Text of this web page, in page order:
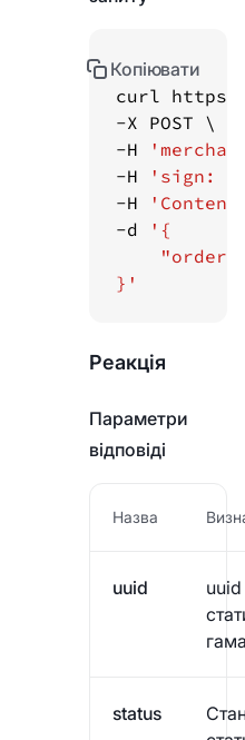
curl https:
-H
-H
'sign:
-H
-d
}'
Копіювати
Реакція
Параметри
відповіді
Назва
uuid
uuid
status